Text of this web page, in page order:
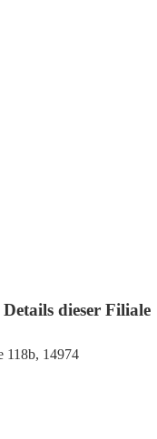
dieser Filiale
118b, 14974